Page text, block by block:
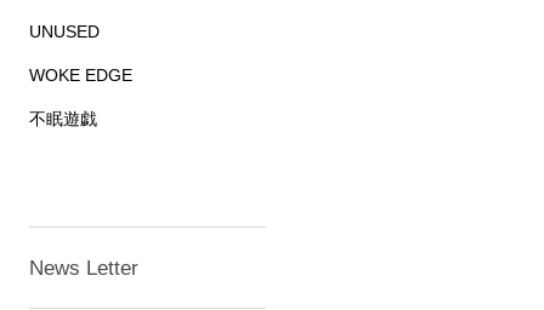
UNUSED
WOKE EDGE
不眠遊戯
News Letter